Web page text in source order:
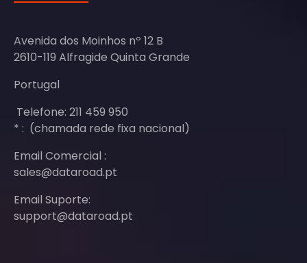
Avenida dos Moinhos nº 12 B
2610-119 Alfragide Quinta Grande
Portugal
Telefone: 211 459 950
* : (chamada rede fixa nacional)
Email Comercial :
sales@dataroad.pt
Email Suporte:
support@dataroad.pt